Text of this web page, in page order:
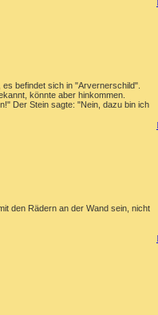
befindet sich in "Arvernerschild".
könnte aber hinkommen.
Der Stein sagte: "Nein, dazu bin ich
den Rädern an der Wand sein, nicht